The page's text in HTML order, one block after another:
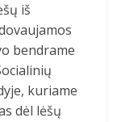
iš
bendrame
kuriame
dėl lėšų